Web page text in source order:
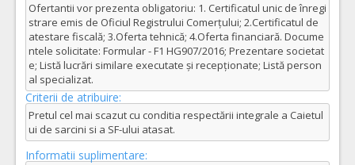
Ofertantii vor prezenta obligatoriu: 1. Certificatul unic de înregi
strare emis de Oficiul Registrului Comerțului; 2.Certificatul de
atestare fiscală; 3.Oferta tehnică; 4.Oferta financiară. Docume
ntele solicitate: Formular - F1 HG907/2016; Prezentare societat
e; Listă lucrări similare executate și recepționate; Listă person
al specializat.
Criterii de atribuire:
Pretul cel mai scazut cu conditia respectării integrale a Caietul
ui de sarcini si a SF-ului atasat.
Informatii suplimentare: